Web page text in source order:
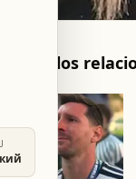
Artículos